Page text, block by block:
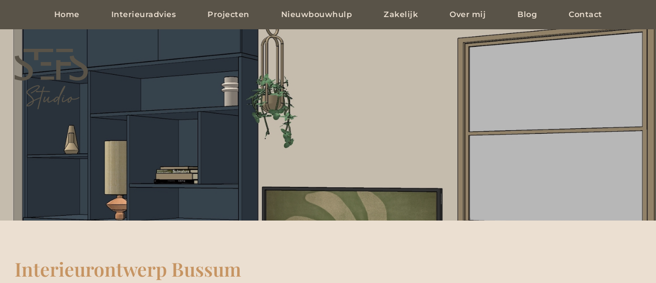
Home Interieuradvies Projecten Nieuwbouwhulp Zakelijk Over mij Blog Contact
Interieurontwerp Bussum